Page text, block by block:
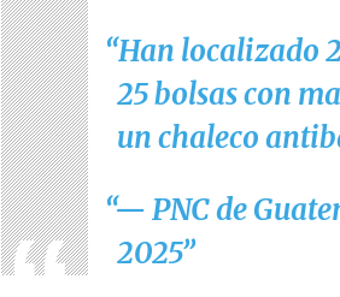
Han localizado
25 bolsas con
un chaleco
— PNC de
2025